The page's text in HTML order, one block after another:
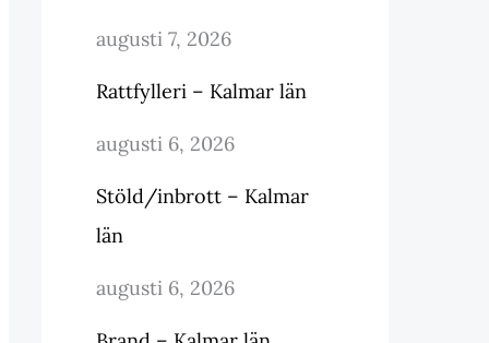
augusti 7, 2026
Rattfylleri – Kalmar län
augusti 6, 2026
Stöld/inbrott – Kalmar
län
augusti 6, 2026